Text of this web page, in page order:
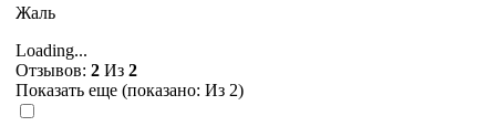
Жаль
Loading...
Отзывов: 2 Из 2
Показать еще (показано: Из 2)